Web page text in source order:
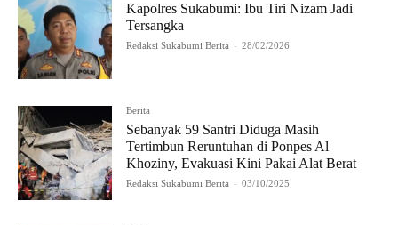
Kapolres Sukabumi: Ibu Tiri Nizam Jadi
Tersangka
Redaksi Sukabumi Berita - 28/02/2026
Berita
Sebanyak 59 Santri Diduga Masih
Tertimbun Reruntuhan di Ponpes Al
Khoziny, Evakuasi Kini Pakai Alat Berat
Redaksi Sukabumi Berita - 03/10/2025